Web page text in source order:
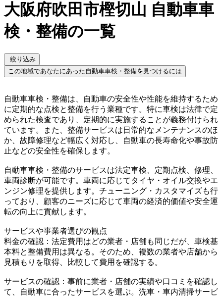
大阪府吹田市樫切山 自動車車
検・整備の一覧
絞り込み
この地域であなたにあった自動車車検・整備を見つけるには
自動車車検・整備は、自動車の安全性や性能を維持するため
に定期的な点検と整備を行う業種です。特に車検は法律で定
められた検査であり、定期的に実施することが義務付けられ
ています。また、整備サービスは日常的なメンテナンスのほ
か、故障修理など幅広く対応し、自動車の長寿命化や事故防
止などの安全性を確保します。
自動車車検・整備のサービスは法定車検、定期点検、修理、
車両診断が可能です。車両に応じてタイヤ・オイル交換やエ
ンジン修理を提供します。チューニング・カスタマイズも行
っており、顧客のニーズに応じて車両の経済的価値や安全運
転の向上に貢献します。
サービスや事業者選びの観点
料金の確認：法定費用はどの業者・店舗も同じだが、車検基
本料と整備費用は異なる。そのため、複数の業者や店舗から
見積もりを取得、比較して費用を確認する。
サービスの確認：事前に業者・店舗の実績や口コミを確認し
て、自動車に合ったサービスを選ぶ。洗車・車内清掃サービ